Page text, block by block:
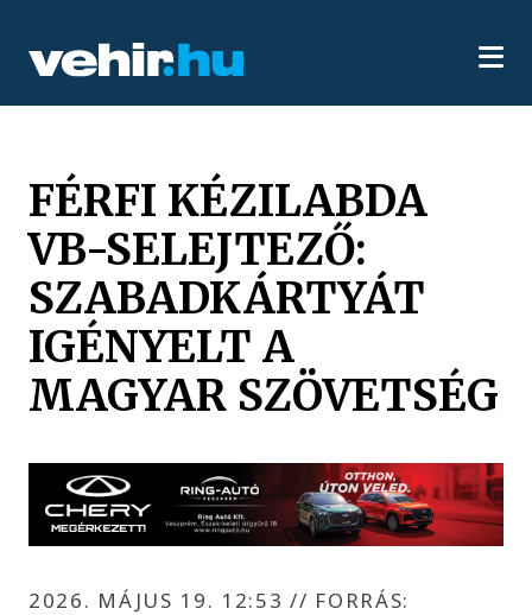
FÉRFI KÉZILABDA
VB-SELEJTEZŐ:
SZABADKÁRTYÁT
IGÉNYELT A
MAGYAR SZÖVETSÉG
2026. MÁJUS 19. 12:53// FORRÁS: